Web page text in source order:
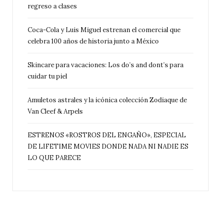
regreso a clases
Coca-Cola y Luis Miguel estrenan el comercial que
celebra 100 años de historia junto a México
Skincare para vacaciones: Los do’s and dont’s para
cuidar tu piel
Amuletos astrales y la icónica colección Zodiaque de
Van Cleef & Arpels
ESTRENOS «ROSTROS DEL ENGAÑO», ESPECIAL
DE LIFETIME MOVIES DONDE NADA NI NADIE ES
LO QUE PARECE